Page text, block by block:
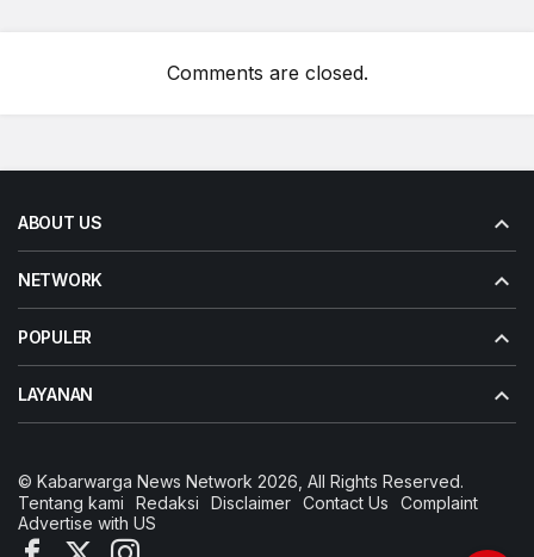
Comments are closed.
ABOUT US
NETWORK
POPULER
LAYANAN
© Kabarwarga News Network 2026, All Rights Reserved.
Tentang kami
Redaksi Disclaimer Contact Us
Complaint
Advertise with US